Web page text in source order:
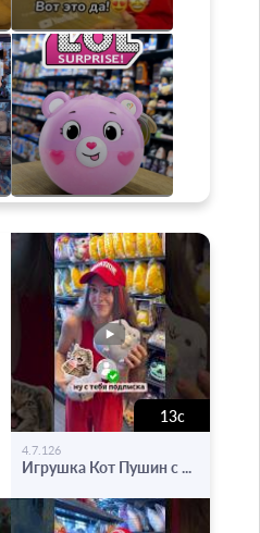
13с
4.7.126
Игрушка Кот Пушин с ...